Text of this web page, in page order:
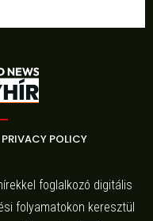
PRIVACY POLICY
foglalkozó digitális
folyamatokon keresztül